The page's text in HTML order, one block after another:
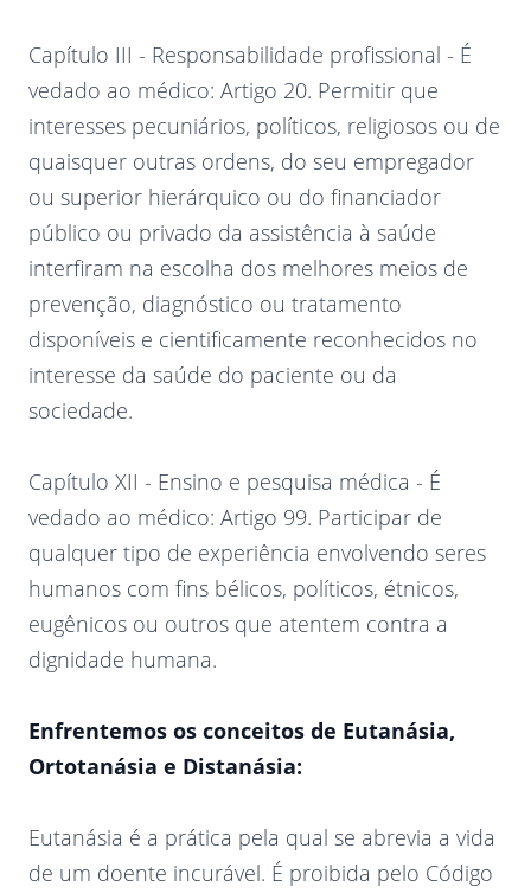
Capítulo III - Responsabilidade profissional - É
vedado ao médico: Artigo 20. Permitir que
interesses pecuniários, políticos, religiosos ou de
quaisquer outras ordens, do seu empregador
ou superior hierárquico ou do financiador
público ou privado da assistência à saúde
interfiram na escolha dos melhores meios de
prevenção, diagnóstico ou tratamento
disponíveis e cientificamente reconhecidos no
interesse da saúde do paciente ou da
sociedade.
Capítulo XII - Ensino e pesquisa médica - É
vedado ao médico: Artigo 99. Participar de
qualquer tipo de experiência envolvendo seres
humanos com fins bélicos, políticos, étnicos,
eugênicos ou outros que atentem contra a
dignidade humana.
Enfrentemos os conceitos de Eutanásia,
Ortotanásia e Distanásia:
Eutanásia é a prática pela qual se abrevia a vida
de um doente incurável. É proibida pelo Código